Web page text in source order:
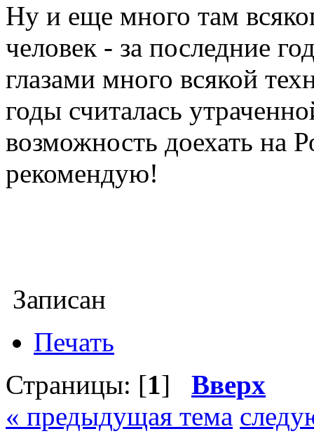
Ну и еще много там
человек - за последние
глазами много всякой
годы считалась
возможность доехать на
рекомендую!
Записан
Печать
Страницы: [1] Вверх
« предыдущая тема